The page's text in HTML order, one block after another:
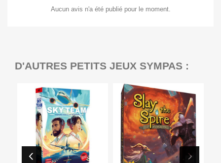
Aucun avis n'a été publié pour le moment.
D'AUTRES PETITS JEUX SYMPAS :